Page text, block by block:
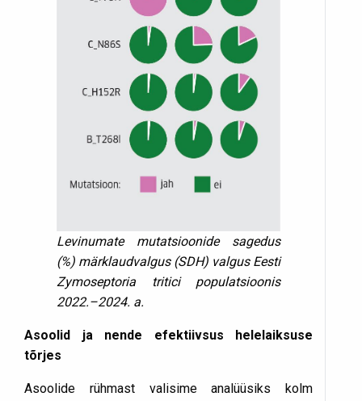
Levinumate mutatsioonide sagedus
(%) märklaudvalgus (SDH) valgus Eesti
Zymo­septoria tritici populatsioonis
2022.–2024. a.
Asoolid ja nende efektiivsus helelaiksuse
tõrjes
Asoolide rühmast valisime analüüsiks kolm